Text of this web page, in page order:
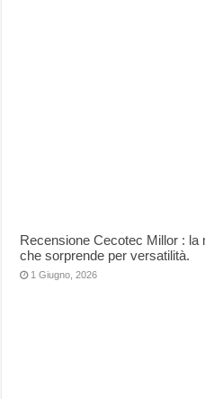
Recensione Cecotec Millor : la
che sorprende per versatilità.
1 Giugno, 2026